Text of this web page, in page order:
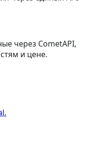
через CometAPI,
и цене.